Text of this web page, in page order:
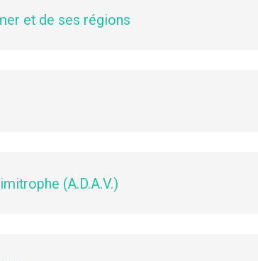
et de ses régions
(A.D.A.V.)